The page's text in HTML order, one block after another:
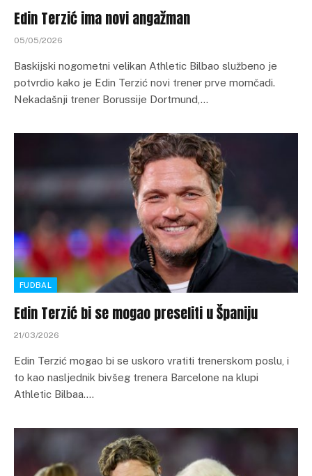
Edin Terzić ima novi angažman
05/05/2026
Baskijski nogometni velikan Athletic Bilbao službeno je
potvrdio kako je Edin Terzić novi trener prve momčadi.
Nekadašnji trener Borussije Dortmund,…
FUDBAL
Edin Terzić bi se mogao preseliti u Španiju
21/03/2026
Edin Terzić mogao bi se uskoro vratiti trenerskom poslu, i
to kao nasljednik bivšeg trenera Barcelone na klupi
Athletic Bilbaa.…